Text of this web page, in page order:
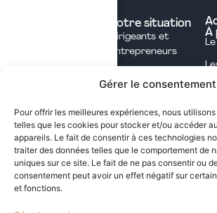
Gérer le consentement
Pour offrir les meilleures expériences, nous
telles que les cookies pour stocker et/ou accéder
appareils. Le fait de consentir à ces technologies
traiter des données telles que le comportement de
uniques sur ce site. Le fait de ne pas consentir ou
consentement peut avoir un effet négatif sur
et fonctions.
Courtage en
assurances
Votre situation
Dirigeants et
Entrepreneurs
Libérales
International
À
Les opportunités fiscales à saisir
newsletter mensuelle